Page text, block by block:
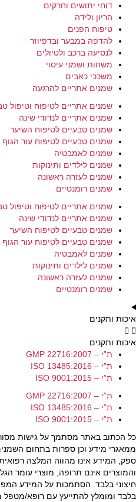
דוחי יתושים וחרקים
הריון ולידה
טיפוח הפנים
להדפה במבער ובדפיוזר
לנסיעה ברכב ולטיולים
משחות ושמני עיסוי
משככי כאבים
שמנים אתריים להרגעה
שמנים אתריים לטיפוח וטיפול
שמנים אתריים לנדודי שינה
שמנים טבעיים לטיפוח השיער
שמנים טבעיים לטיפוח עור הגוף
שמנים לאמבטיה
שמנים לילדים ותינוקות
שמנים לעזרה ראשונה
שמנים רומנטיים
שמנים אתריים לטיפוח וטיפול
שמנים אתריים לנדודי שינה
שמנים טבעיים לטיפוח השיער
שמנים טבעיים לטיפוח עור הגוף
שמנים לאמבטיה
שמנים לילדים ותינוקות
שמנים לעזרה ראשונה
שמנים רומנטיים
איכות ותקנים
איכות ותקנים
ת”י – GMP 22716:2007
ת”י – ISO 13485:2016
ת”י – ISO 9001:2015
ת”י – GMP 22716:2007
ת”י – ISO 13485:2016
ת”י – ISO 9001:2015
כל הכתוב באתר מסתמך על גישות
ממאגרי מידע וכן ספרות בתחום
ספק, המידע אינו מהווה המלצה
והמוצרים אינם תרופה, מוצרי עומר
חיצוני בלבד. הסתמכות על המידע
בלבד ומומלץ להתייעץ עם רופא/מטפל